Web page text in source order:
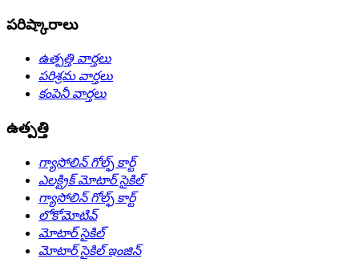
పరిష్కారాలు
ఉత్పత్తి వార్తలు
పరిశ్రమ వార్తలు
కంపెనీ వార్తలు
ఉత్పత్తి
గ్యాసోలిన్ గోల్ఫ్ కార్ట్
ఎలక్ట్రిక్ మోటార్ సైకిల్
గ్యాసోలిన్ గోల్ఫ్ కార్ట్
లోకోమోటివ్
మోటార్ సైకిల్
మోటార్ సైకిల్ ఇంజిన్